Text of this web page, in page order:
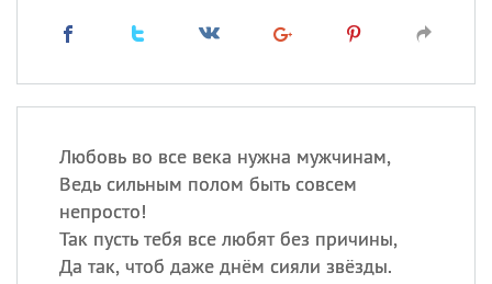
Любовь во все века нужна мужчинам,
Ведь сильным полом быть совсем
непросто!
Так пусть тебя все любят без причины,
Да так, чтоб даже днём сияли звёзды.